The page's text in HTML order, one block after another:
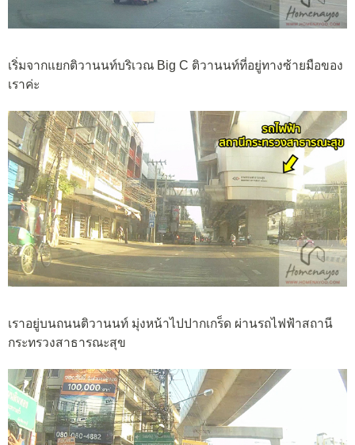
เริ่มจากแยกติวานนท์บริเวณ Big C ติวานนท์ที่อยู่ทางซ้ายมือของ
เราค่ะ
เราอยู่บนถนนติวานนท์ มุ่งหน้าไปปากเกร็ด ผ่านรถไฟฟ้าสถานี
กระทรวงสาธารณะสุข